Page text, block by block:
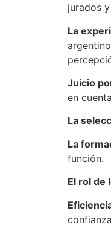
jurados
La
Juicio
en
La
La
función.
El rol de